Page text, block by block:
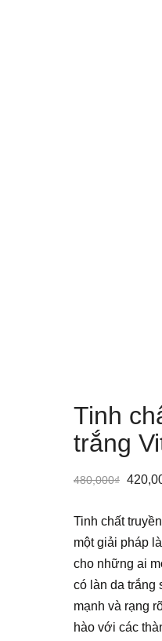
Tinh
trắng
480,000₫
Tinh chất
một giải pháp
cho những ai
có làn da trắng
mạnh và rạng
hào với các